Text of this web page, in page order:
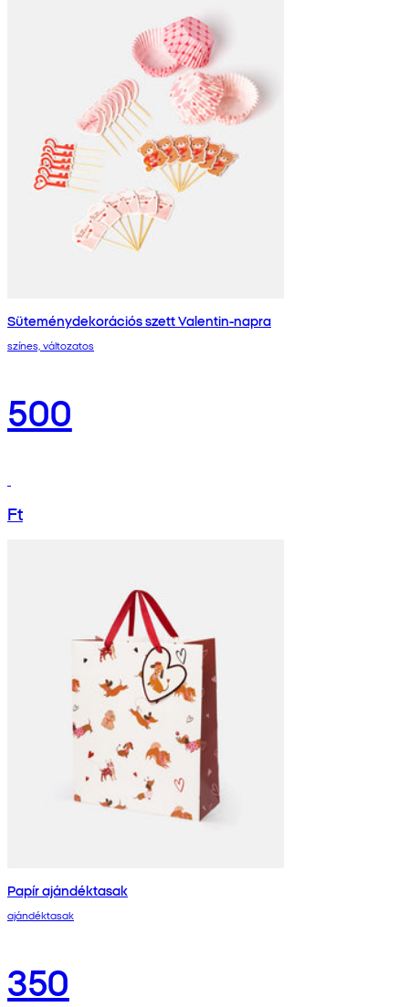
Süteménydekorációs szett Valentin-napra
színes, változatos
500
Ft
Papír ajándéktasak
ajándéktasak
350